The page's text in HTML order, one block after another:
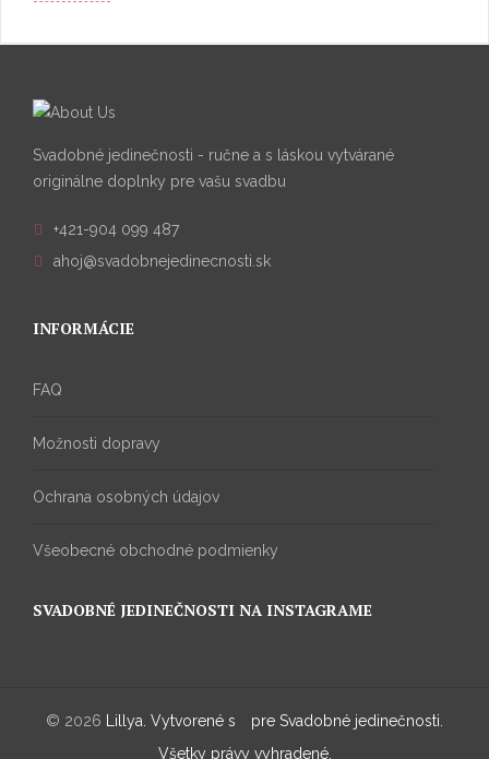
Svadobné jedinečnosti - ručne a s láskou vytvárané
originálne doplnky pre vašu svadbu
+421-904 099 487
ahoj@svadobnejedinecnosti.sk
INFORMÁCIE
FAQ
Možnosti dopravy
Ochrana osobných údajov
Všeobecné obchodné podmienky
SVADOBNÉ JEDINEČNOSTI NA INSTAGRAME
© 2026 Lillya. Vytvorené s pre Svadobné jedinečnosti
Všetky právy vyhradené.